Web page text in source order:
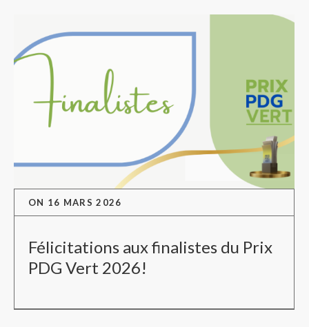
ON 16 MARS 2026
Félicitations aux finalistes du Prix
PDG Vert 2026!